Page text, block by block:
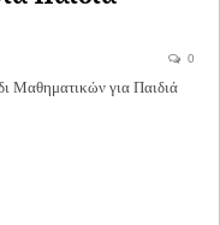
0
Μαθηματικών για Παιδιά